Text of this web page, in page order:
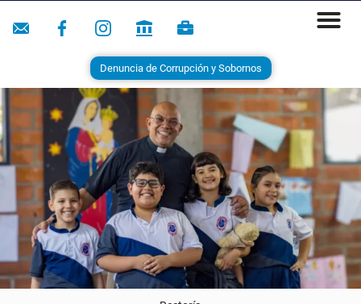
Denuncia de Corrupción y Sobornos